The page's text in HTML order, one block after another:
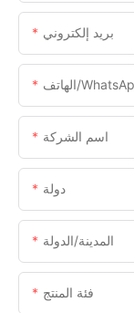
بريد إلكتروني
اسم الشركة
دولة
المدينة/الدولة
فئة المنتج